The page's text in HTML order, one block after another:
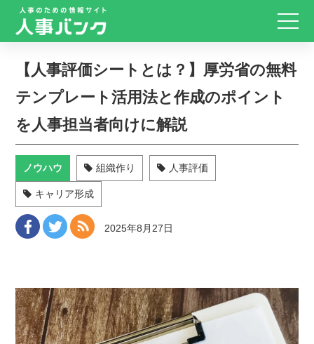
【人事評価シートとは？】厚労省の無料
テンプレート活用法と作成のポイント
を人事担当者向けに解説
ノウハウ 組織作り 人事評価
キャリア形成
2025年8月27日